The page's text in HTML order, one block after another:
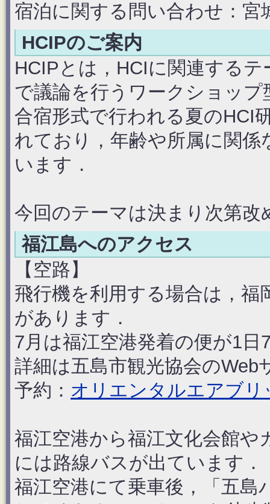
宿泊に関する問い合わせ：宮
HCIPのご案内
HCIPとは，HCIに関連する
で議論を行うワークショッ
合宿形式で行われる夏のHCI
れており，年齢や所属に関
います．
今回のテーマは決まり次第
福江島へのアクセス
【空路】
飛行機を利用する場合は，
があります．
7月は福江空港発着の便が1日
詳細は五島市観光協会の
予約： オリエンタルエアブリ
福江空港から福江文化会館
には路線バスが出ています．
福江空港にて乗車後，「五